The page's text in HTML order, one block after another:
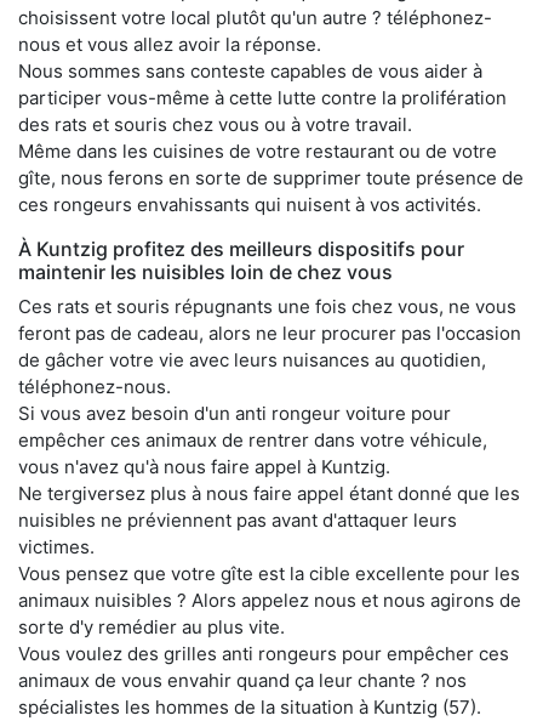
choisissent votre local plutôt qu'un autre ? téléphonez-
nous et vous allez avoir la réponse.
Nous sommes sans conteste capables de vous aider à
participer vous-même à cette lutte contre la prolifération
des rats et souris chez vous ou à votre travail.
Même dans les cuisines de votre restaurant ou de votre
gîte, nous ferons en sorte de supprimer toute présence de
ces rongeurs envahissants qui nuisent à vos activités.
À Kuntzig profitez des meilleurs dispositifs pour
maintenir les nuisibles loin de chez vous
Ces rats et souris répugnants une fois chez vous, ne vous
feront pas de cadeau, alors ne leur procurer pas l'occasion
de gâcher votre vie avec leurs nuisances au quotidien,
téléphonez-nous.
Si vous avez besoin d'un anti rongeur voiture pour
empêcher ces animaux de rentrer dans votre véhicule,
vous n'avez qu'à nous faire appel à Kuntzig.
Ne tergiversez plus à nous faire appel étant donné que les
nuisibles ne préviennent pas avant d'attaquer leurs
victimes.
Vous pensez que votre gîte est la cible excellente pour les
animaux nuisibles ? Alors appelez nous et nous agirons de
sorte d'y remédier au plus vite.
Vous voulez des grilles anti rongeurs pour empêcher ces
animaux de vous envahir quand ça leur chante ? nos
spécialistes les hommes de la situation à Kuntzig (57).